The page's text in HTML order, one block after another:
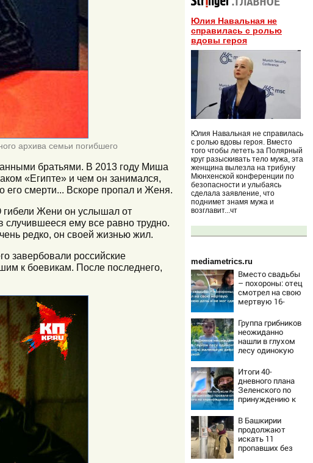
архива семьи погибшего
братьями. В 2013 году Миша
«Египте» и чем он занимался,
его смерти... Вскоре пропал и Женя.
гибели Жени он услышал от
случившееся ему все равно трудно.
редко, он своей жизнью жил.
завербовали российские
к боевикам. После последнего,
Юлия Навальная не
справилась с ролью
вдовы героя
Юлия Навальная не справилась
с ролью вдовы героя. Вместо
того чтобы лететь за Полярный
круг разыскивать тело мужа, эта
женщина вылезла на трибуну
Мюнхенской конференции по
безопасности и улыбаясь
сделала заявление, что
поднимет знамя мужа и
возглавит...чт
mediametrics.ru
Вместо свадьбы
– похороны: отец
смотрел на свою
мертвую 16-
мог сдержать
слезы
Группа грибников
неожиданно
нашли в глухом
лесу одинокую
маленькую
девочку с
игрушкой
Итоги 40-
дневного плана
Зеленского по
принуждению к
ответила Россия,
полный разбор
провала операции
Украины от
военкора Коца
В Башкирии
продолжают
искать 11
пропавших без